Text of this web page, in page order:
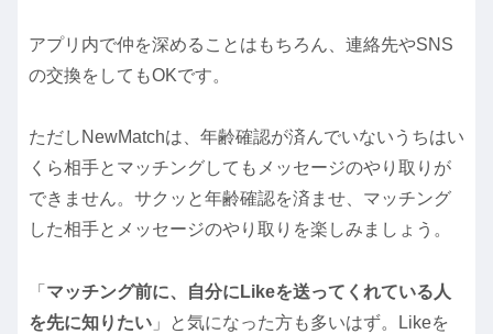
アプリ内で仲を深めることはもちろん、連絡先やSNS
の交換をしてもOKです。
ただしNewMatchは、年齢確認が済んでいないうちはい
くら相手とマッチングしてもメッセージのやり取りが
できません。サクッと年齢確認を済ませ、マッチング
した相手とメッセージのやり取りを楽しみましょう。
「 マッチング前に、自分にLikeを送ってくれている人
を先に知りたい 」と気になった方も多いはず。Likeを